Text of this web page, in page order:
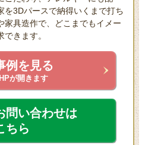
を3Dパースで納得いくまで打ち
家具造作で、どこまでもイメー
きます。
例を見る
が開きます
問い合わせは
ちら